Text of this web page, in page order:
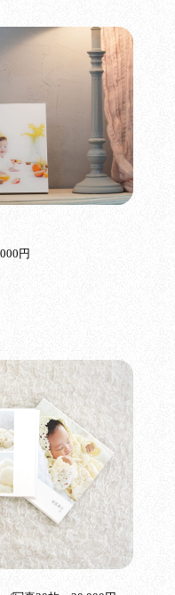
円